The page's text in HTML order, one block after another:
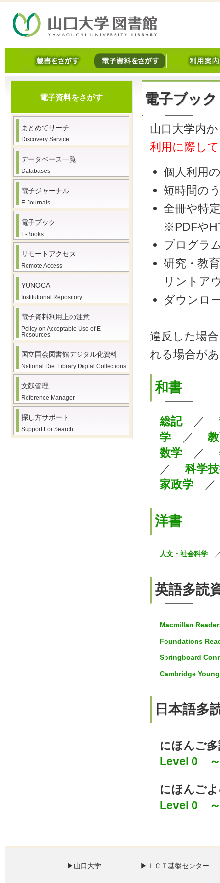
電子ブッ
山口大学内
利用に際し
個人利用
短時間の
全冊や特
※PDFや
プログラ
研究・教
リントア
ダウンロ
違反した場
れる場合が
和書
総記／
学 ／
数学 ／
／ 科学
家政学
洋書
人文・社会科学
英語
Macmillan
Foundations
Springboard
Cambridge
日本語多
にほんご
Level 0
にほんご
Level 0
電子資料をさがす
まとめてサーチ
Discovery Service
データベース一覧
Databases
電子ジャーナル
E-Journals
電子ブック
E-Books
リモートアクセス
Remote Access
YUNOCA
Institutional Repository
電子資料利用上の注意
Policy on Acceptable Use of E-
Resources
国立国会図書館デジタル化資料
National Diet Library Digital Collections
文献管理
Reference Manager
探し方サポート
Support For Search